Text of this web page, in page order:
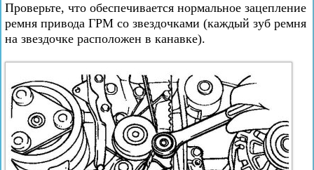
Проверьте, что обеспечивается нормальное зацепление
ремня привода ГРМ со звездочками (каждый зуб ремня
на звездочке расположен в канавке).